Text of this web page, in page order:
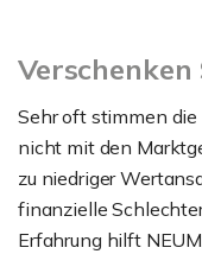
Verschenken
Sehr oft stimmen
nicht mit den
zu niedriger
finanzielle
Erfahrung hilft